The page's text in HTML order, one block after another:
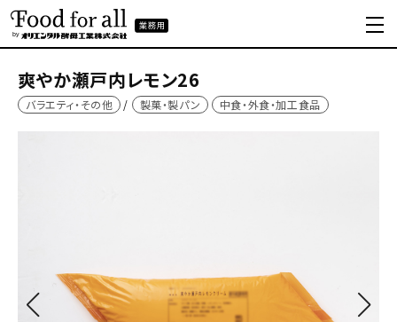
爽やか瀬戸内レモン26
バラエティ・その他 製菓・製パン 中食・外食・加工食品